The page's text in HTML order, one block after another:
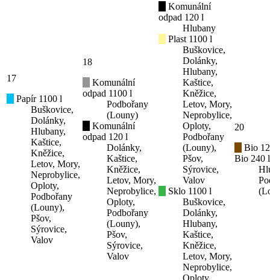
17
Papír 1100 l
Buškovice,
Dolánky,
Hlubany,
Kaštice,
Kněžice,
Letov, Mory,
Neprobylice,
Oploty,
Podbořany
(Louny),
Pšov,
Sýrovice,
Valov
18
Komunální
odpad 1100 l
Podbořany
(Louny)
Komunální
odpad 120 l
Dolánky,
Kaštice,
Kněžice,
Letov, Mory,
Neprobylice,
Oploty,
Podbořany
(Louny),
Pšov,
Sýrovice,
Valov
Komunální
odpad 120 l
Hlubany
Plast 1100 l
Buškovice,
Dolánky,
Hlubany,
Kaštice,
Kněžice,
Letov, Mory,
Neprobylice,
Oploty,
Podbořany
(Louny),
Pšov,
Sýrovice,
Valov
Sklo 1100 l
Buškovice,
Dolánky,
Hlubany,
Kaštice,
Kněžice,
Letov, Mory,
Neprobylice,
Oploty,
20
Bio
Bio 240 l